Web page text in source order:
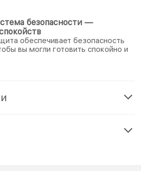
безопасности —
обеспечивает безопасность
вы могли готовить спокойно и